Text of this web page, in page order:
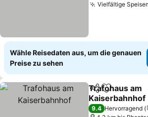
Vielfältige
Wähle Reisedaten aus, um die genauen
Preise zu sehen
TeilenZu
Trafohaus am
Kaiserbahnhof
9.4 Hervorragend